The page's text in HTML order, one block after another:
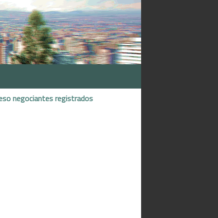
negociantes registrados